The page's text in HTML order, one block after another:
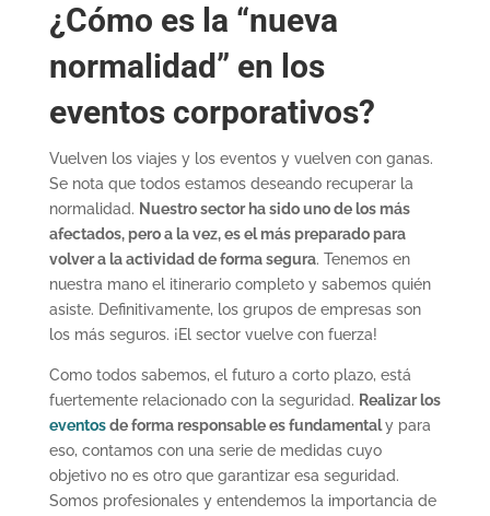
¿Cómo es la “nueva
normalidad” en los
eventos corporativos?
Vuelven los viajes y los eventos y vuelven con ganas.
Se nota que todos estamos deseando recuperar la
normalidad. Nuestro sector ha sido uno de los más
afectados, pero a la vez, es el más preparado para
volver a la actividad de forma segura. Tenemos en
nuestra mano el itinerario completo y sabemos quién
asiste. Definitivamente, los grupos de empresas son
los más seguros. ¡El sector vuelve con fuerza!
Como todos sabemos, el futuro a corto plazo, está
fuertemente relacionado con la seguridad. Realizar los
eventosde forma responsable es fundamentaly para
eso, contamos con una serie de medidas cuyo
objetivo no es otro que garantizar esa seguridad.
Somos profesionales y entendemos la importancia de